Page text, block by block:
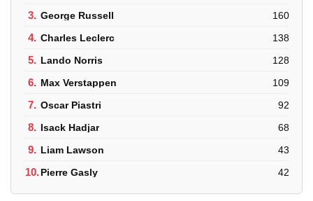
3. George Russell 160
4. Charles Leclerc 138
5. Lando Norris 128
6. Max Verstappen 109
7. Oscar Piastri 92
8. Isack Hadjar 68
9. Liam Lawson 43
10.Pierre Gasly 42